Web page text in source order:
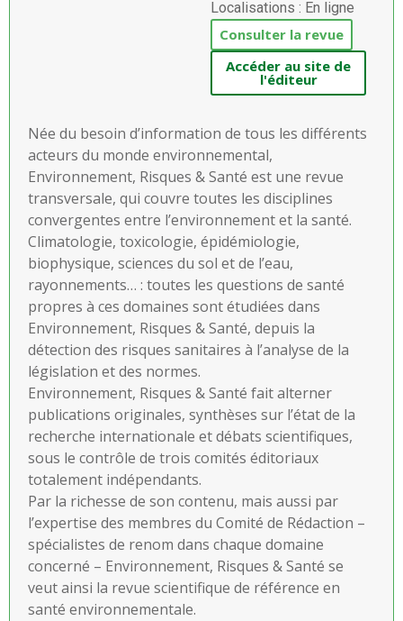
Localisations : En ligne
Consulter la revue
Accéder au site de
l'éditeur
Née du besoin d’information de tous les différents
acteurs du monde environnemental,
Environnement, Risques & Santé est une revue
transversale, qui couvre toutes les disciplines
convergentes entre l’environnement et la santé.
Climatologie, toxicologie, épidémiologie,
biophysique, sciences du sol et de l’eau,
rayonnements… : toutes les questions de santé
propres à ces domaines sont étudiées dans
Environnement, Risques & Santé, depuis la
détection des risques sanitaires à l’analyse de la
législation et des normes.
Environnement, Risques & Santé fait alterner
publications originales, synthèses sur l’état de la
recherche internationale et débats scientifiques,
sous le contrôle de trois comités éditoriaux
totalement indépendants.
Par la richesse de son contenu, mais aussi par
l’expertise des membres du Comité de Rédaction –
spécialistes de renom dans chaque domaine
concerné – Environnement, Risques & Santé se
veut ainsi la revue scientifique de référence en
santé environnementale.